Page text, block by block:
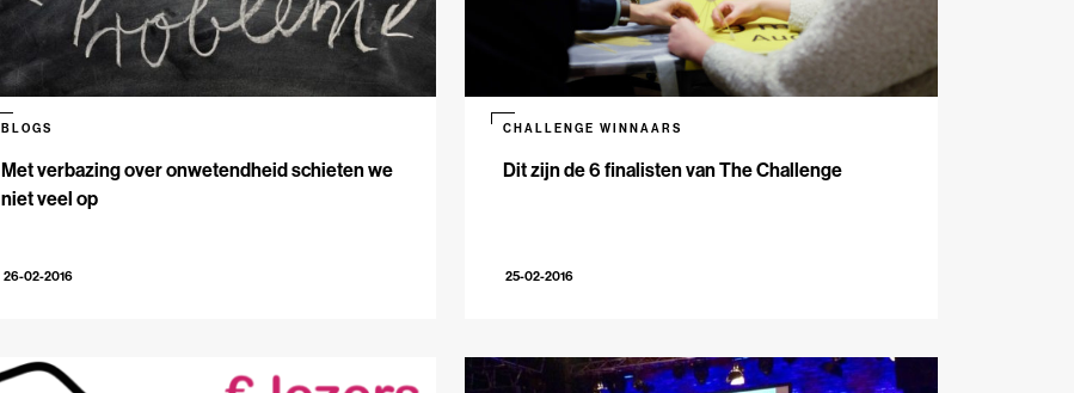
Met verbazing over onwetendheid schieten we
niet veel op
BLOGS
26-02-2016
Dit zijn de 6 finalisten van The Challenge
CHALLENGE WINNAARS
25-02-2016